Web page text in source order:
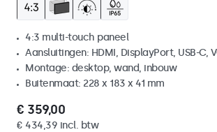
4:3 multi-touch paneel
Aansluitingen: HDMI, DisplayPort, USB-C,
Montage: desktop, wand, inbouw
Buitenmaat: 228 x 183 x 41 mm
€ 359,00
€ 434,39 incl. btw